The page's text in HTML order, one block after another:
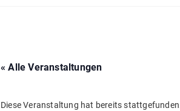
« Alle Veranstaltungen
Diese Veranstaltung hat bereits